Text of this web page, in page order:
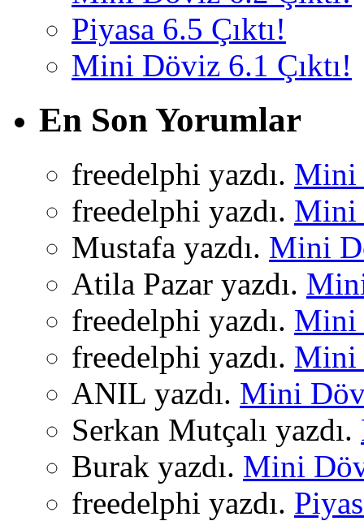
Piyasa 6.5 Çıktı!
Mini Döviz 6.1 Çıktı!
En Son Yorumlar
freedelphi yazdı. Mini
freedelphi yazdı. Mini
Mustafa yazdı. Mini
Atila Pazar yazdı.
freedelphi yazdı. Mini
freedelphi yazdı. Mini
ANIL yazdı. Mini
Serkan Mutçalı yazdı.
Burak yazdı. Mini
freedelphi yazdı.